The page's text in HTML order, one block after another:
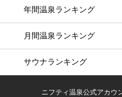
年間温泉ランキング
月間温泉ランキング
サウナランキング
ニフティ温泉公式アカウ